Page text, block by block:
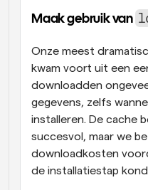
Maak gebruik van
Onze meest
kwam voort uit een
downloadden
gegevens, zelfs
installeren. De cache
succesvol, maar we
downloadkosten
de installatiestap